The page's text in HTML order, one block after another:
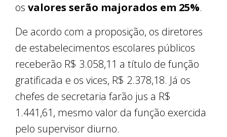
os valores serão majorados em 25%.
De acordo com a proposição, os diretores
de estabelecimentos escolares públicos
receberão R$ 3.058,11 a título de função
gratificada e os vices, R$ 2.378,18. Já os
chefes de secretaria farão jus a R$
1.441,61, mesmo valor da função exercida
pelo supervisor diurno.